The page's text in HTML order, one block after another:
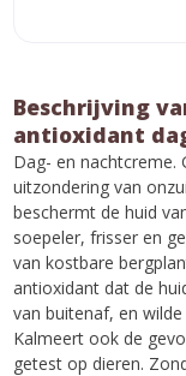
Beschrijving
antioxidant
Dag- en nachtcreme.
uitzondering van
beschermt de huid
soepeler, frisser en
van kostbare
antioxidant dat de
van buitenaf, en
Kalmeert ook de
getest op dieren.